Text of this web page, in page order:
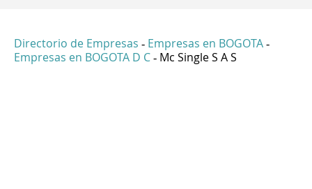
Directorio de Empresas - Empresas en BOGOTA -
Empresas en BOGOTA D C - Mc Single S A S